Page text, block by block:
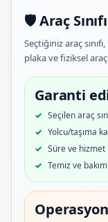
🛡️ Araç
Seçtiğiniz araç
plaka ve fiziksel
Garanti
Seçilen araç
Yolcu/taşıma
Süre ve hizmet
Temiz ve